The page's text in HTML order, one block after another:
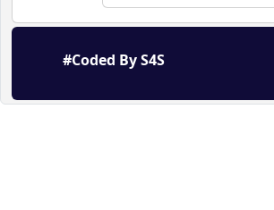
#Coded By S4S